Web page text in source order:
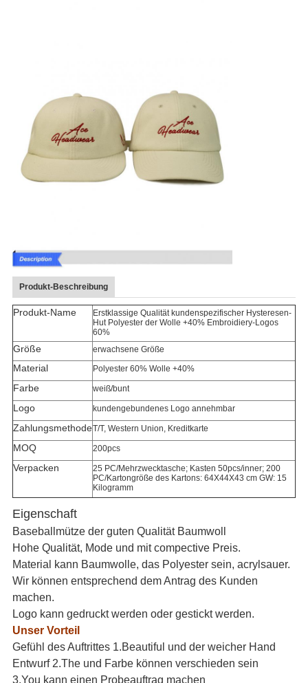
Produkt-Beschreibung
Produkt-Name
Erstklassige Qualität kundenspezifischer Hysteresen-
Hut Polyester der Wolle +40% Embroidiery-Logos
60%
Größe erwachsene Größe
Material Polyester 60% Wolle +40%
Farbe weiß/bunt
Logo kundengebundenes Logo annehmbar
ZahlungsmethodeT/T, Western Union, Kreditkarte
MOQ 200pcs
Verpacken
25 PC/Mehrzwecktasche; Kasten 50pcs/inner; 200
PC/Kartongröße des Kartons: 64X44X43 cm GW: 15
Kilogramm
Eigenschaft
Baseballmütze der guten Qualität Baumwoll
Hohe Qualität, Mode und mit compective Preis.
Material kann Baumwolle, das Polyester sein, acrylsauer.
Wir können entsprechend dem Antrag des Kunden
machen.
Logo kann gedruckt werden oder gestickt werden.
Unser Vorteil
Gefühl des Auftrittes 1.Beautiful und der weicher Hand
Entwurf 2.The und Farbe können verschieden sein
3.You kann einen Probeauftrag machen